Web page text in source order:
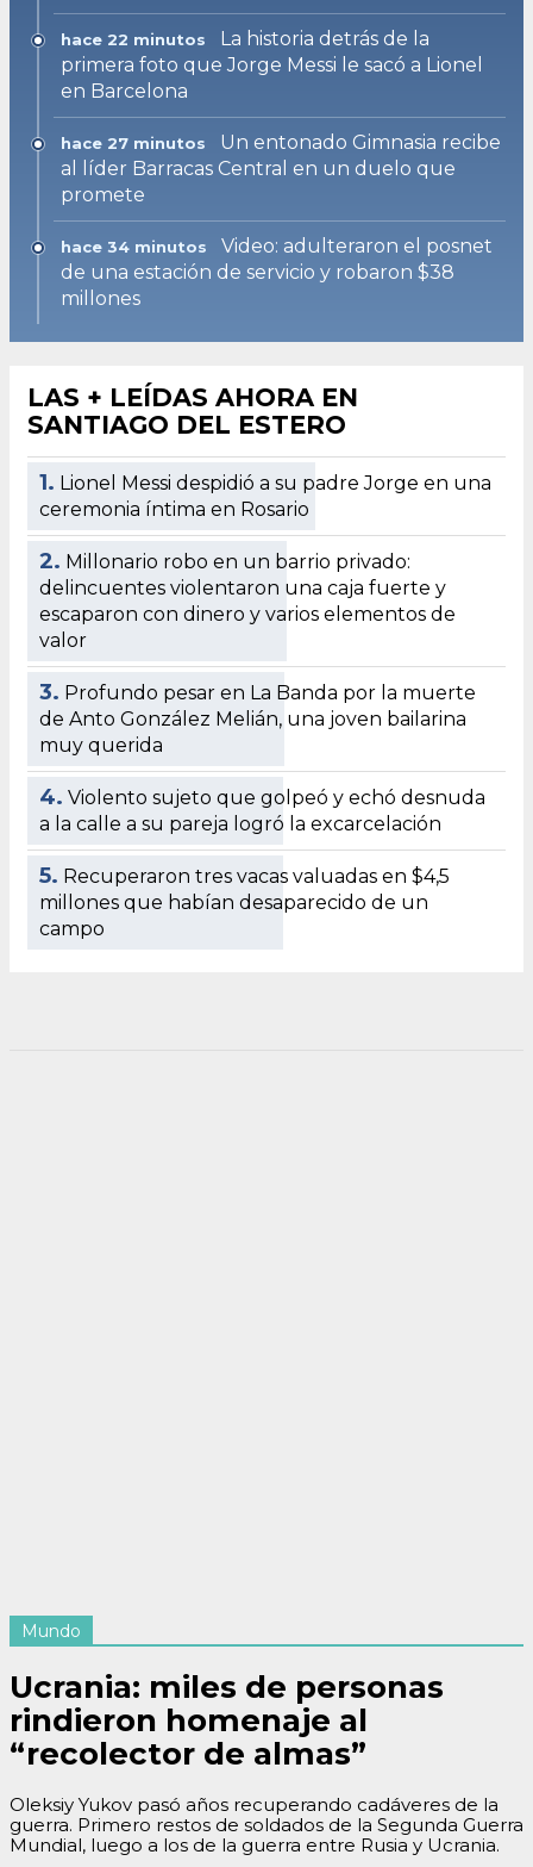
hace 22 minutos
La historia detrás de la
primera foto que Jorge Messi le sacó a Lionel
en Barcelona
hace 27 minutos
Un entonado Gimnasia recibe
al líder Barracas Central en un duelo que
promete
hace 34 minutos
Video: adulteraron el posnet
de una estación de servicio y robaron $38
millones
LAS + LEÍDAS AHORA EN
SANTIAGO DEL ESTERO
1. Lionel Messi despidió a su padre Jorge en una
ceremonia íntima en Rosario
2. Millonario robo en un barrio privado:
delincuentes violentaron una caja fuerte y
escaparon con dinero y varios elementos de
valor
3. Profundo pesar en La Banda por la muerte
de Anto González Melián, una joven bailarina
muy querida
4. Violento sujeto que golpeó y echó desnuda
a la calle a su pareja logró la excarcelación
5. Recuperaron tres vacas valuadas en $4,5
millones que habían desaparecido de un
campo